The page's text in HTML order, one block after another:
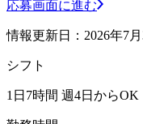
応募画面に進む
情報更新日：2026年7月
シフト
1日7時間 週4日からOK